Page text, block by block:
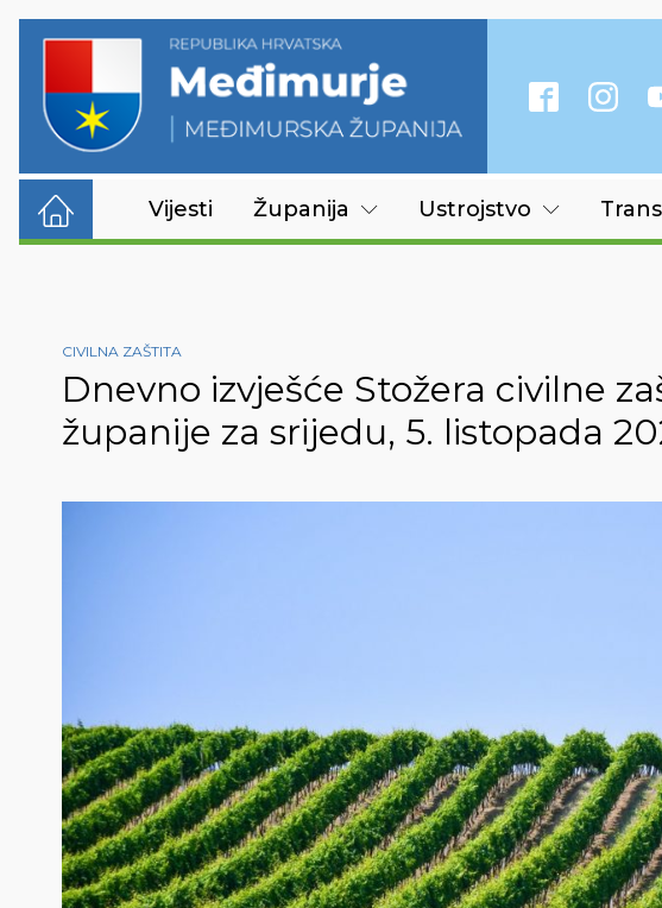
Vijesti Županija Ustrojstvo
CIVILNA ZAŠTITA
Dnevno izvješće Stožera civilne
županije za srijedu, 5. listopada